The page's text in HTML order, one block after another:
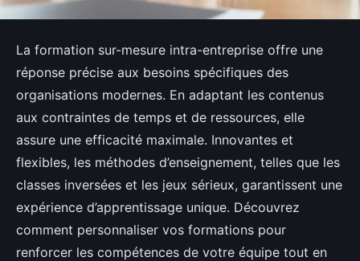
La formation sur-mesure intra-entreprise offre une
réponse précise aux besoins spécifiques des
organisations modernes. En adaptant les contenus
aux contraintes de temps et de ressources, elle
assure une efficacité maximale. Innovantes et
flexibles, les méthodes d’enseignement, telles que les
classes inversées et les jeux sérieux, garantissent une
expérience d’apprentissage unique. Découvrez
comment personnaliser vos formations pour
renforcer les compétences de votre équipe tout en